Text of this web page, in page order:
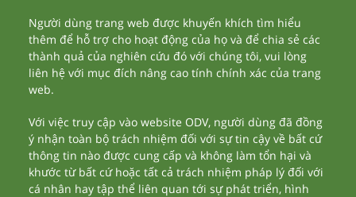
Người dùng trang web được khuyến khích tìm hiểu
thêm để hỗ trợ cho hoạt động của họ và để chia sẻ các
thành quả của nghiên cứu đó với chúng tôi, vui lòng
liên hệ với mục đích nâng cao tính chính xác của trang
web.
Với việc truy cập vào website ODV, người dùng đã đồng
ý nhận toàn bộ trách nhiệm đối với sự tin cậy về bất cứ
thông tin nào được cung cấp và không làm tổn hại và
khước từ bất cứ hoặc tất cả trách nhiệm pháp lý đối với
cá nhân hay tập thể liên quan tới sự phát triển, hình